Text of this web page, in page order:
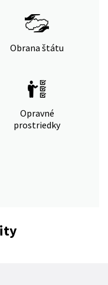
Obrana štátu
Opravné
prostriedky